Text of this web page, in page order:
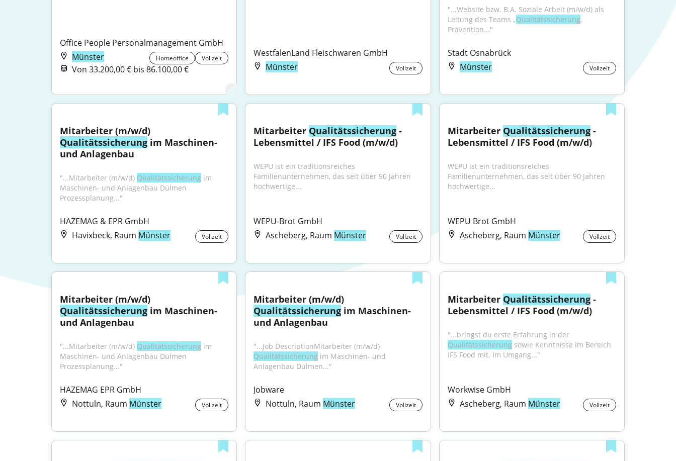
Office People Personalmanagement GmbH
Münster
Homeoffice Vollzeit
Von 33.200,00 € bis 86.100,00 €
WestfalenLand Fleischwaren GmbH
Münster
Vollzeit
"...Website bzw. B.A. Soziale Arbeit (m/w/d) als
Leitung des Teams „Qualitätssicherung,
Prävention..."
Stadt Osnabrück
Münster
Vollzeit
Qualitätssicherung im Maschinen-
und Anlagenbau
"...Mitarbeiter (m/w/d) Qualitätssicherung im
Maschinen- und Anlagenbau Dülmen
Prozessplanung..."
HAZEMAG & EPR GmbH
Havixbeck, Raum Münster Vollzeit
Mitarbeiter Qualitätssicherung -
Lebensmittel / IFS Food (m/w/d)
WEPU ist ein traditionsreiches
Familienunternehmen, das seit über 90 Jahren
hochwertige...
WEPU-Brot GmbH
Ascheberg, Raum Münster Vollzeit
Mitarbeiter Qualitätssicherung -
Lebensmittel / IFS Food (m/w/d)
WEPU ist ein traditionsreiches
Familienunternehmen, das seit über 90 Jahren
hochwertige...
WEPU Brot GmbH
Ascheberg, Raum Münster Vollzeit
Qualitätssicherung im Maschinen-
und Anlagenbau
"...Mitarbeiter (m/w/d) Qualitätssicherung im
Maschinen- und Anlagenbau Dülmen
Prozessplanung..."
HAZEMAG EPR GmbH
Nottuln, Raum Münster Vollzeit
Qualitätssicherung im Maschinen-
und Anlagenbau
Qualitätssicherung im Maschinen- und
Anlagenbau Dülmen..."
Jobware
Nottuln, Raum Münster Vollzeit
Mitarbeiter Qualitätssicherung -
Lebensmittel / IFS Food (m/w/d)
"...bringst du erste Erfahrung in der
Qualitätssicherung sowie Kenntnisse im Bereich
IFS Food mit. Im Umgang..."
Workwise GmbH
Ascheberg, Raum Münster Vollzeit